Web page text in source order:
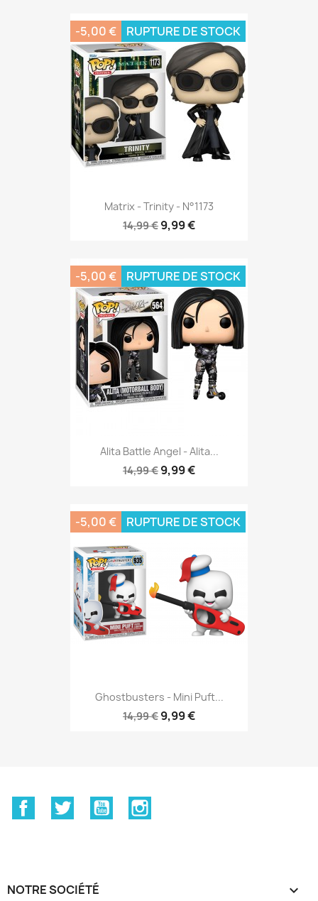
Matrix - Trinity - N°1173
14,99 € 9,99 €
-5,00 € RUPTURE DE STOCK
Alita Battle Angel - Alita...
14,99 € 9,99 €
-5,00 € RUPTURE DE STOCK
Ghostbusters - Mini Puft...
14,99 € 9,99 €
-5,00 € RUPTURE DE STOCK
FacebookTwitter YouTube
NOTRE SOCIÉTÉ 